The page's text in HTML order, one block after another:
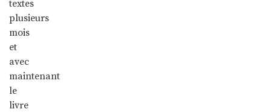
textes
plusieurs
mois
et
avec
maintenant
le
livre